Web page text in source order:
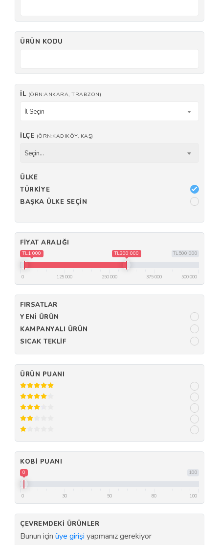
ÜRÜN KODU
İL (ÖRN:ANKARA, TRABZON)
İl Seçin
İLÇE (ÖRN:KADIKÖY, KAŞ)
Seçin...
ÜLKE
TÜRKIYE
BAŞKA ÜLKE SEÇIN
FIYAT ARALIĞI
TL500 000
TL1 000 TL300 000
0 125 000 250 000 375 000 500 000
FIRSATLAR
YENI ÜRÜN
KAMPANYALI ÜRÜN
SICAK TEKLIF
ÜRÜN PUANI
KOBI PUANI
100
0
0 30 50 80 100
ÇEVREMDEKI ÜRÜNLER
Bunun için üye girişi yapmanız gerekiyor